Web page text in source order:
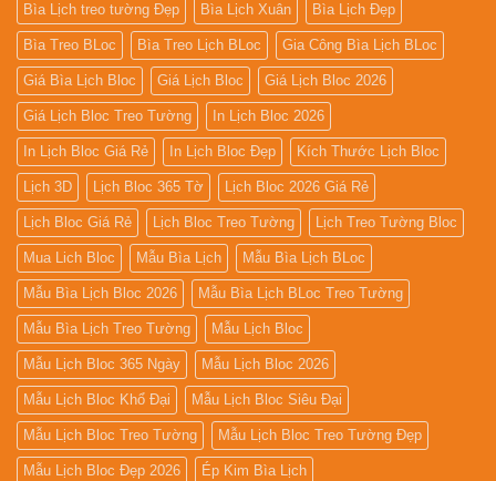
Bìa Lịch treo tường Đẹp Bìa Lịch Xuân Bìa Lịch Đẹp
Bìa Treo BLoc Bìa Treo Lịch BLoc Gia Công Bìa Lịch BLoc
Giá Bìa Lịch Bloc Giá Lịch Bloc Giá Lịch Bloc 2026
Giá Lịch Bloc Treo Tường In Lịch Bloc 2026
In Lịch Bloc Giá Rẻ In Lịch Bloc Đẹp Kích Thước Lịch Bloc
Lịch 3D Lịch Bloc 365 Tờ Lịch Bloc 2026 Giá Rẻ
Lịch Bloc Giá Rẻ Lịch Bloc Treo Tường Lịch Treo Tường Bloc
Mua Lich Bloc Mẫu Bìa Lịch Mẫu Bìa Lịch BLoc
Mẫu Bìa Lịch Bloc 2026 Mẫu Bìa Lịch BLoc Treo Tường
Mẫu Bìa Lịch Treo Tường Mẫu Lịch Bloc
Mẫu Lịch Bloc 365 Ngày Mẫu Lịch Bloc 2026
Mẫu Lịch Bloc Khổ Đại Mẫu Lịch Bloc Siêu Đại
Mẫu Lịch Bloc Treo Tường Mẫu Lịch Bloc Treo Tường Đẹp
Mẫu Lịch Bloc Đẹp 2026 Ép Kim Bìa Lịch